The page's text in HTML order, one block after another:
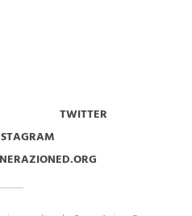
TWITTER